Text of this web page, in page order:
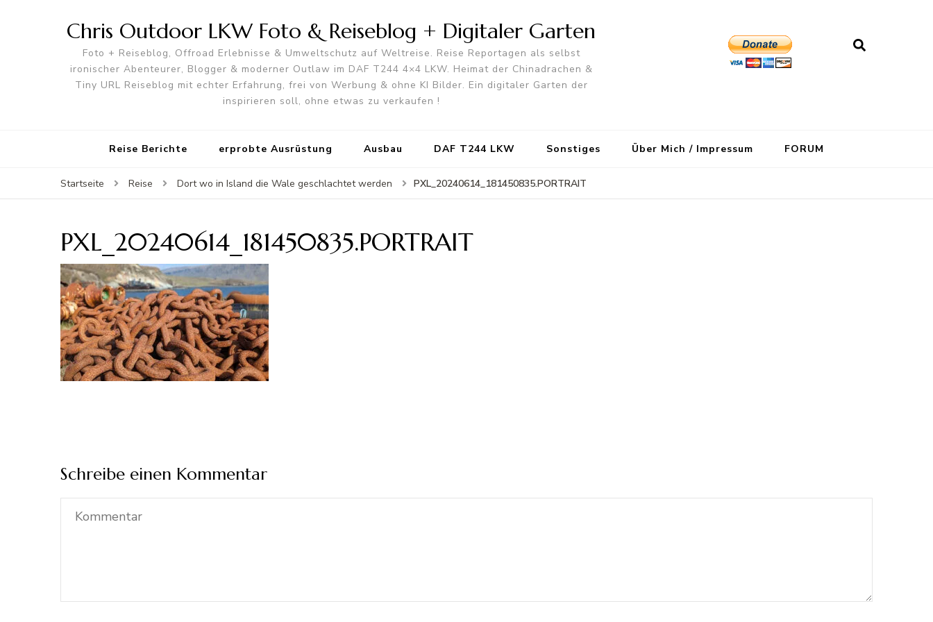
Chris Outdoor LKW Foto & Reiseblog + Digitaler Garten
Foto + Reiseblog, Offroad Erlebnisse & Umweltschutz auf Weltreise. Reise Reportagen als selbst
ironischer Abenteurer, Blogger & moderner Outlaw im DAF T244 4×4 LKW. Heimat der Chinadrachen &
Tiny URL Reiseblog mit echter Erfahrung, frei von Werbung & ohne KI Bilder. Ein digitaler Garten der
inspirieren soll, ohne etwas zu verkaufen !
Reise Berichte erprobte Ausrüstung Ausbau DAF T244 LKW Sonstiges Über Mich / Impressum FORUM
Startseite Reise Dort wo in Island die Wale geschlachtet werden PXL_20240614_181450835.PORTRAIT
PXL_20240614_181450835.PORTRAIT
Schreibe einen Kommentar